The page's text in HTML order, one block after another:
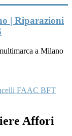
| Riparazioni
a Milano
FAAC BFT
Affori